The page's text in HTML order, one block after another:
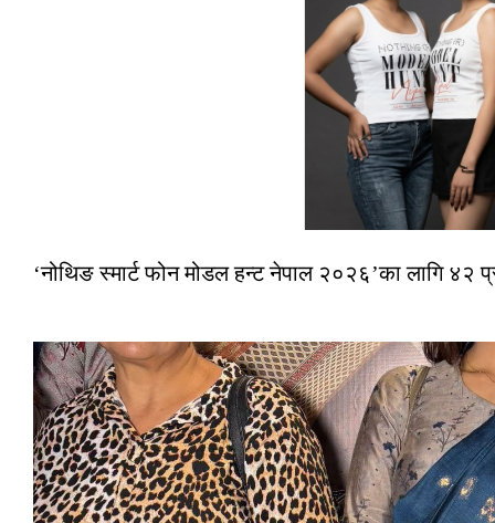
‘नोथिङ स्मार्ट फोन मोडल हन्ट नेपाल २०२६’का लागि ४२